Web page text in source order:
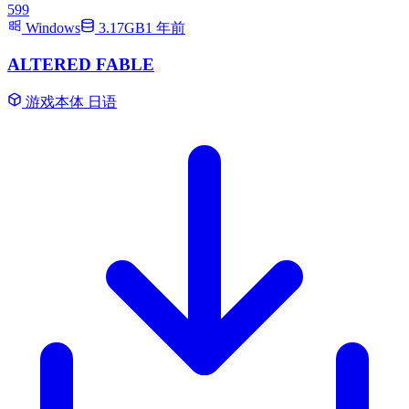
599
Windows
3.17GB1 年前
ALTERED FABLE
游戏本体 日语